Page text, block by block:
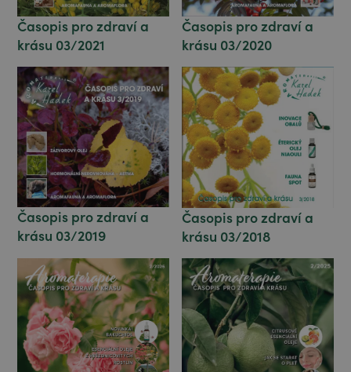
Časopis pro zdraví a
krásu 03/2021
Časopis pro zdraví a
krásu 03/2020
Časopis pro zdraví a
krásu 03/2019
Časopis pro zdraví a
krásu 03/2018